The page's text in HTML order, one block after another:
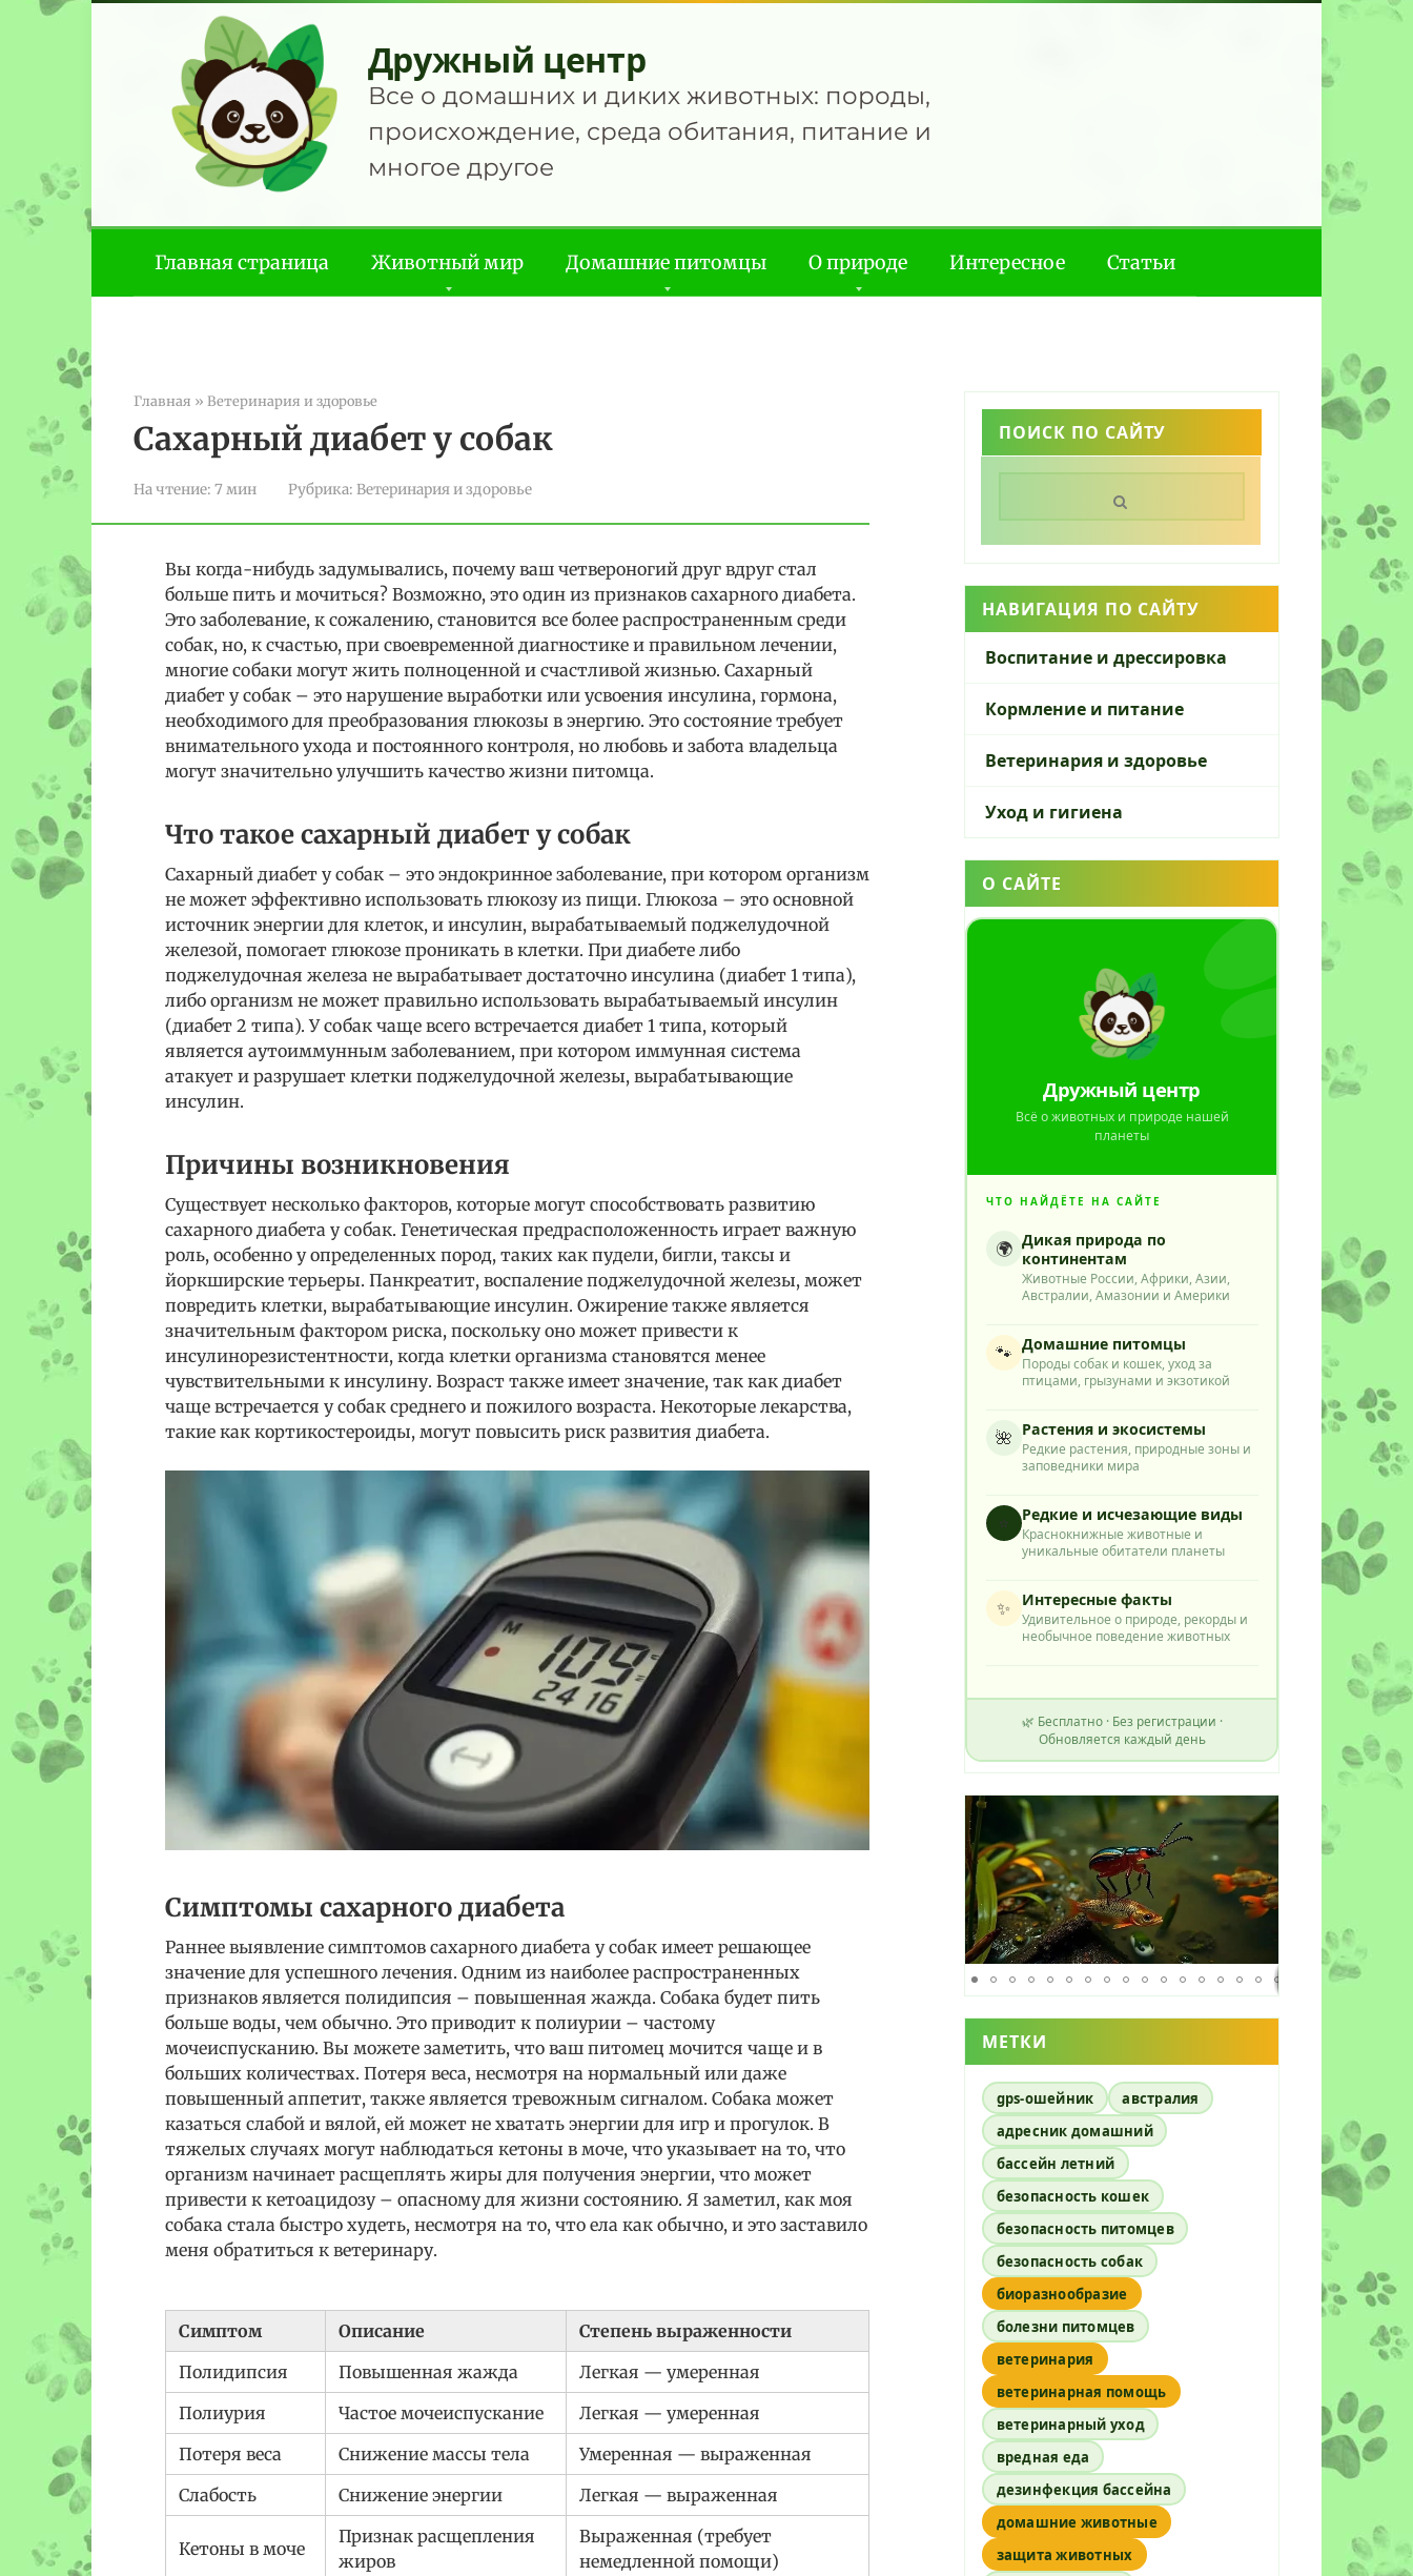
Перейти
Дружный центр
Все о домашних и диких животных: породы,
происхождение, среда обитания, питание и
многое другое
Главная страница Животный мир Домашние питомцы О природе Интересное Статьи
Главная » Ветеринария и здоровье
Сахарный диабет у собак
На чтение: 7 мин Рубрика: Ветеринария и здоровье
Вы когда-нибудь задумывались, почему ваш четвероногий друг вдруг стал
больше пить и мочиться? Возможно, это один из признаков сахарного диабета.
Это заболевание, к сожалению, становится все более распространенным среди
собак, но, к счастью, при своевременной диагностике и правильном лечении,
многие собаки могут жить полноценной и счастливой жизнью. Сахарный
диабет у собак – это нарушение выработки или усвоения инсулина, гормона,
необходимого для преобразования глюкозы в энергию. Это состояние требует
внимательного ухода и постоянного контроля, но любовь и забота владельца
могут значительно улучшить качество жизни питомца.
Что такое сахарный диабет у собак
Сахарный диабет у собак – это эндокринное заболевание, при котором организм
не может эффективно использовать глюкозу из пищи. Глюкоза – это основной
источник энергии для клеток, и инсулин, вырабатываемый поджелудочной
железой, помогает глюкозе проникать в клетки. При диабете либо
поджелудочная железа не вырабатывает достаточно инсулина (диабет 1 типа),
либо организм не может правильно использовать вырабатываемый инсулин
(диабет 2 типа). У собак чаще всего встречается диабет 1 типа, который
является аутоиммунным заболеванием, при котором иммунная система
атакует и разрушает клетки поджелудочной железы, вырабатывающие
инсулин.
Причины возникновения
Существует несколько факторов, которые могут способствовать развитию
сахарного диабета у собак. Генетическая предрасположенность играет важную
роль, особенно у определенных пород, таких как пудели, бигли, таксы и
йоркширские терьеры. Панкреатит, воспаление поджелудочной железы, может
повредить клетки, вырабатывающие инсулин. Ожирение также является
значительным фактором риска, поскольку оно может привести к
инсулинорезистентности, когда клетки организма становятся менее
чувствительными к инсулину. Возраст также имеет значение, так как диабет
чаще встречается у собак среднего и пожилого возраста. Некоторые лекарства,
такие как кортикостероиды, могут повысить риск развития диабета.
Симптомы сахарного диабета
Раннее выявление симптомов сахарного диабета у собак имеет решающее
значение для успешного лечения. Одним из наиболее распространенных
признаков является полидипсия – повышенная жажда. Собака будет пить
больше воды, чем обычно. Это приводит к полиурии – частому
мочеиспусканию. Вы можете заметить, что ваш питомец мочится чаще и в
больших количествах. Потеря веса, несмотря на нормальный или даже
повышенный аппетит, также является тревожным сигналом. Собака может
казаться слабой и вялой, ей может не хватать энергии для игр и прогулок. В
тяжелых случаях могут наблюдаться кетоны в моче, что указывает на то, что
организм начинает расщеплять жиры для получения энергии, что может
привести к кетоацидозу – опасному для жизни состоянию. Я заметил, как моя
собака стала быстро худеть, несмотря на то, что ела как обычно, и это заставило
меня обратиться к ветеринару.
Симптом Описание
Степень выраженности
Полидипсия
Повышенная жажда
Легкая — умеренная
Полиурия
Частое мочеиспускание
Легкая — умеренная
Потеря веса
Снижение массы тела
Умеренная — выраженная
Слабость
Снижение энергии Легкая — выраженная
Кетоны в моче
Признак расщепления
жиров
Выраженная (требует
немедленной помощи)
ПОИСК ПО САЙТУ
НАВИГАЦИЯ ПО САЙТУ
Воспитание и дрессировка
Кормление и питание
Ветеринария и здоровье
Уход и гигиена
О САЙТЕ
Дружный центр
Всё о животных и природе нашей
планеты
ЧТО НАЙДЁТЕ НА САЙТЕ
🌍 Дикая природа по
континентам
Животные России, Африки, Азии,
Австралии, Амазонии и Америки
🐾 Домашние питомцы
Породы собак и кошек, уход за
птицами, грызунами и экзотикой
🌺 Растения и экосистемы
Редкие растения, природные зоны и
заповедники мира
⭐ Редкие и исчезающие виды
Краснокнижные животные и
уникальные обитатели планеты
✨ Интересные факты
Удивительное о природе, рекорды и
необычное поведение животных
🌿 Бесплатно · Без регистрации ·
Обновляется каждый день
МЕТКИ
gps-ошейник
австралия
адресник домашний
бассейн летний
безопасность кошек
безопасность питомцев
безопасность собак
биоразнообразие
болезни питомцев
ветеринария
ветеринарная помощь
ветеринарный уход
вредная еда
дезинфекция бассейна
домашние животные
защита животных